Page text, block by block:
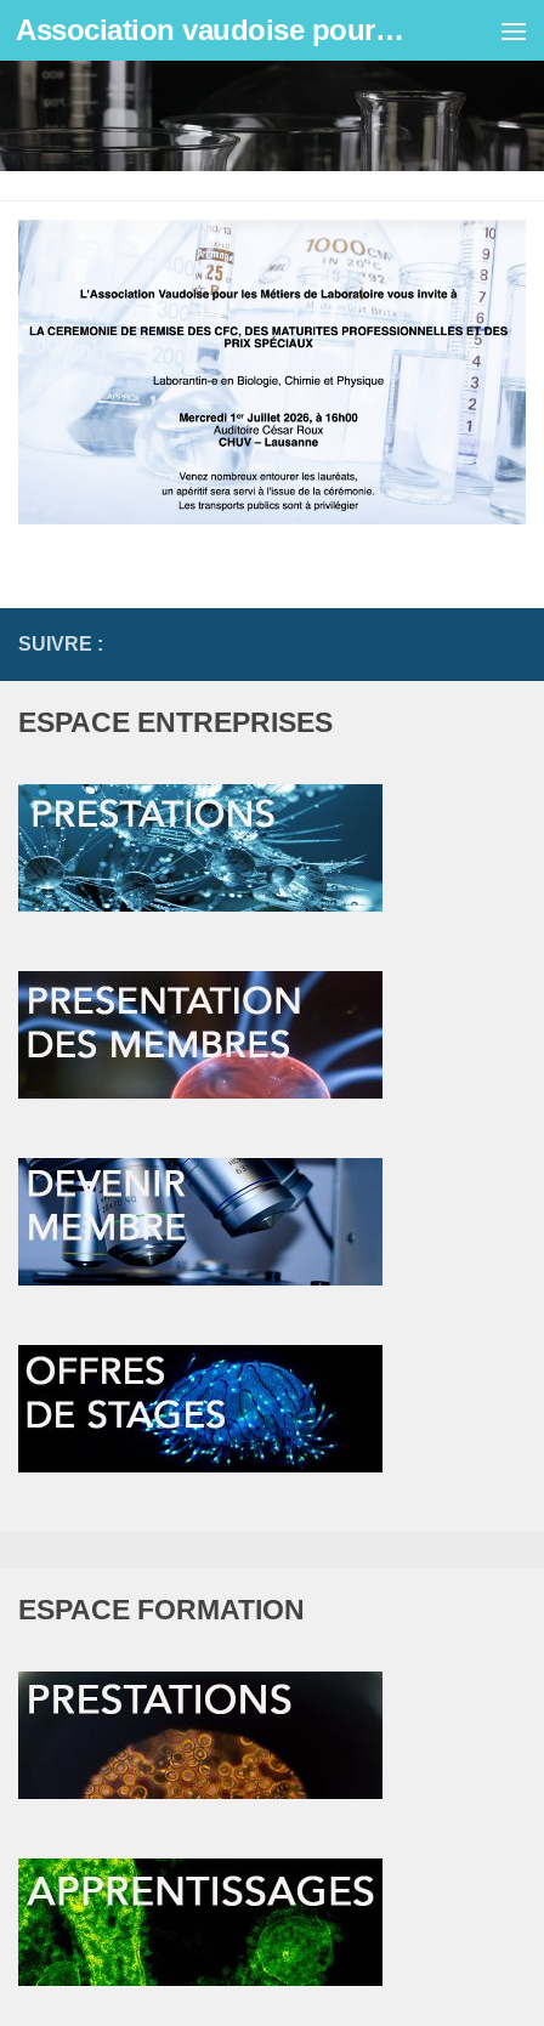
Skip to content Association vaudoise pour les métiers de laboratoire
SUIVRE :
ESPACE ENTREPRISES
ESPACE FORMATION